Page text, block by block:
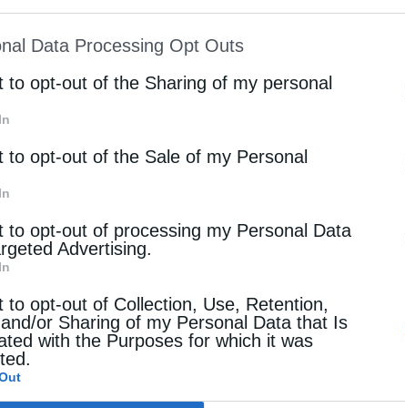
of Downstream Participantsthat may further
parties.
Data Processing Opt Outs
to opt-out of the Sharing of my personal
to opt-out of the Sale of my Personal
to opt-out of processing my Personal Data
Advertising.
to opt-out of Collection, Use, Retention,
or Sharing of my Personal Data that Is
with the Purposes for which it was
Τουρισμός
ενός ψηλού και άγριου βράχου και σχεδόν
από τη Μονή Φιλοσόφου, δεσπόζει το
μοναστήρι του Τιμίου Προδρόμου. Η …
Τουρισμός